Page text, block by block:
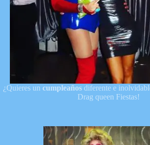
¿Quieres uncumpleañosdiferente e
Drag queen Fiestas!